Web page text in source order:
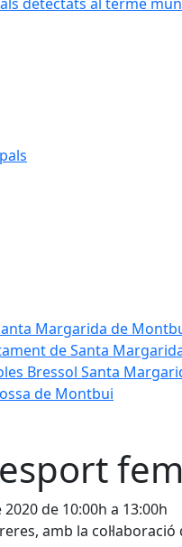
Margarida de
de Santa
Bressol Santa
de Montbui
de 10:00h a 13:00h
amb la